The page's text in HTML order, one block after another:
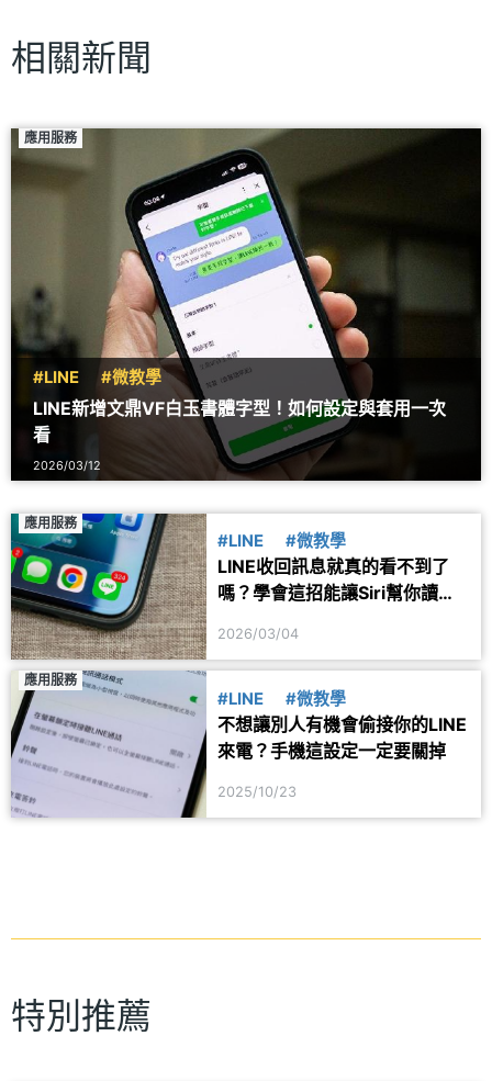
相關新聞
應用服務
#LINE #微教學
LINE新增文鼎VF白玉書體字型！如何設定與套用一次
看
2026/03/12
應用服務
#LINE #微教學
LINE收回訊息就真的看不到了
嗎？學會這招能讓Siri幫你讀出
2026/03/04
應用服務
#LINE #微教學
不想讓別人有機會偷接你的LINE
來電？手機這設定一定要關掉
2025/10/23
特別推薦